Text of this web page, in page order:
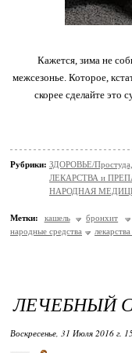
Кажется, зима не
межсезонье. Которое,
скорее сделайте это
Рубрики: ЗДОРОВЬЕ/
ЛЕКАРСТВА и
НАРОДНАЯ
Метки: кашель бронхит
народные средства
ЛЕЧЕБНЫЙ
Воскресенье, 31 Июля 2016 г.